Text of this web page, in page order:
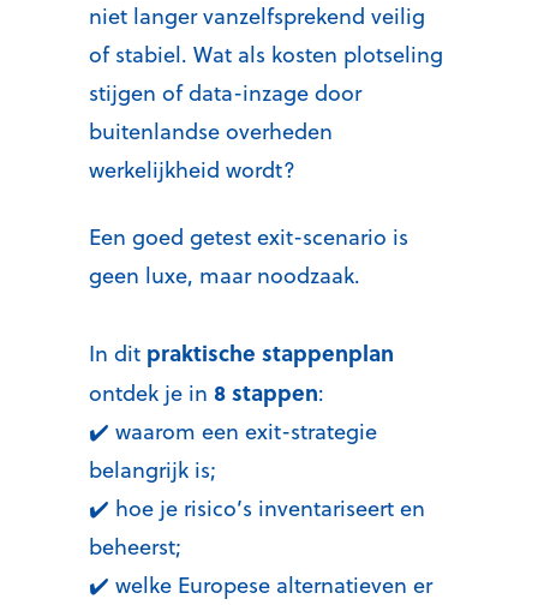
niet langer vanzelfsprekend veilig
of stabiel. Wat als kosten plotseling
stijgen of data-inzage door
buitenlandse overheden
werkelijkheid wordt?
Een goed getest exit-scenario is
geen luxe, maar noodzaak.
In dit praktische stappenplan
ontdek je in 8 stappen:
✔️ waarom een exit-strategie
belangrijk is;
✔️ hoe je risico’s inventariseert en
beheerst;
✔️ welke Europese alternatieven er